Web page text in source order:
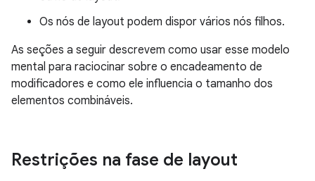
Os nós de layout podem dispor vários nós filhos.
As seções a seguir descrevem como usar esse modelo
mental para raciocinar sobre o encadeamento de
modificadores e como ele influencia o tamanho dos
elementos combináveis.
Restrições na fase de layout